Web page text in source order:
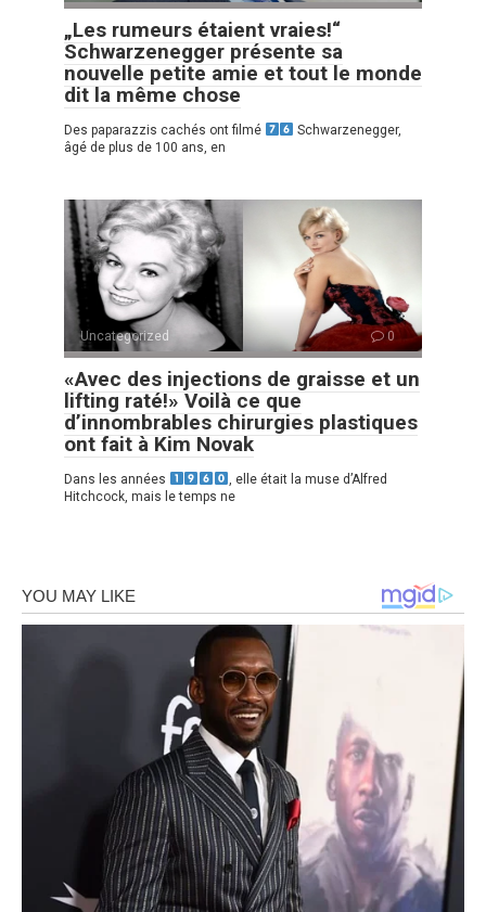
„Les rumeurs étaient vraies!“
Schwarzenegger présente sa
nouvelle petite amie et tout le monde
dit la même chose
Des paparazzis cachés ont filmé
Schwarzenegger,
âgé de plus de 100 ans, en
Uncategorized 0
«Avec des injections de graisse et un
lifting raté!» Voilà ce que
d’innombrables chirurgies plastiques
ont fait à Kim Novak
Dans les années
, elle était la muse d’Alfred
Hitchcock, mais le temps ne